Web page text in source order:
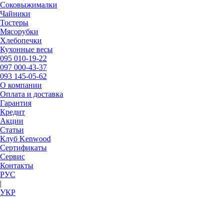
Соковыжималки
Чайники
Тостеры
Мясорубки
Хлебопечки
Кухонные весы
095 010-19-22
097 000-43-37
093 145-05-62
О компании
Оплата и доставка
Гарантия
Кредит
Акции
Статьи
Клуб Kenwood
Сертификаты
Сервис
Контакты
РУC
|
УКР